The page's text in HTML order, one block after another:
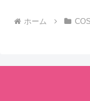
ホーム